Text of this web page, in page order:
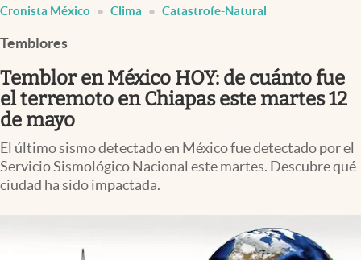
Pc y celular
Vida y estilo
Tv
Clima
Cronista México Clima Catastrofe-Natural
Temblores
Temblor en México HOY: de cuánto fue
el terremoto en Chiapas este martes 12
de mayo
El último sismo detectado en México fue detectado por el
Servicio Sismológico Nacional este martes. Descubre qué
ciudad ha sido impactada.